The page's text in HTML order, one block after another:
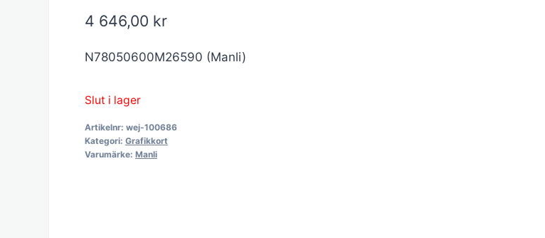
4 646,00 kr
N78050600M26590 (Manli)
Slut i lager
Artikelnr: wej-100686
Kategori: Grafikkort
Varumärke: Manli